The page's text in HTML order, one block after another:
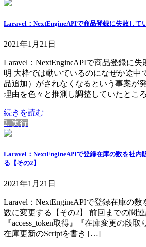
Laravel：NextEngineAPIで商品登録に失敗して
2021年1月21日
Laravel：NextEngineAPIで商品登録に失
明 大枠では動いているのになぜか途中
品追加）がされなくなるという事案が
理由を色々と推測し調整していたとこ
続きを読む
2. 実行
Laravel：NextEngineAPIで登録在庫の数を社内
る【その2】
2021年1月21日
Laravel：NextEngineAPIで登録在庫の
数に変更する【その2】 前回までの関
『access_token取得』『在庫変更の段
在庫更新のScriptを書き […]